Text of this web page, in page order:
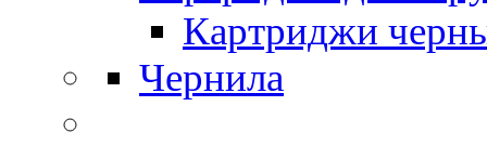
Картриджи
Чернила